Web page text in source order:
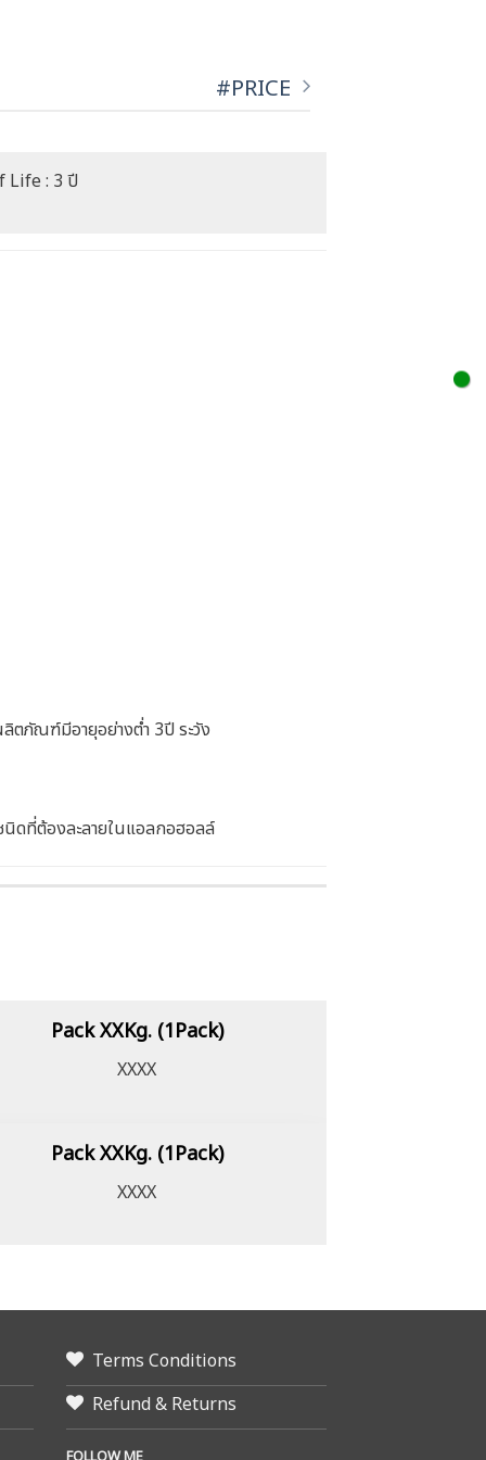
#PRICE
Life : 3 ปี
ตภัณฑ์มีอายุอย่างต่ำ 3ปี ระวัง
ดที่ต้องละลายในแอลกอฮอลล์
Pack XXKg. (1Pack)
XXXX
Pack XXKg. (1Pack)
XXXX
Terms Conditions
Refund & Returns